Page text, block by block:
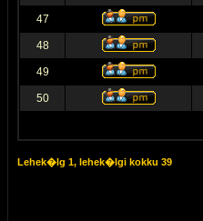
47
48
49
50
Lehek�lg 1, lehek�lgi kokku 39